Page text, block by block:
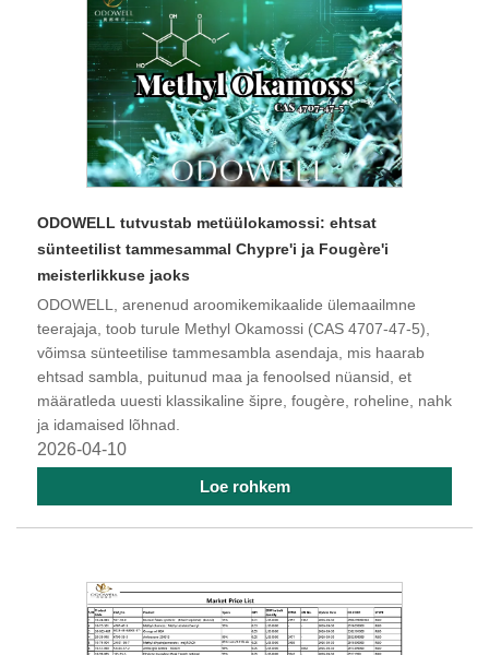
​ODOWELL tutvustab metüülokamossi: ehtsat
sünteetilist tammesammal Chypre'i ja Fougère'i
meisterlikkuse jaoks
ODOWELL, arenenud aroomikemikaalide ülemaailmne
teerajaja, toob turule Methyl Okamossi (CAS 4707-47-5),
võimsa sünteetilise tammesambla asendaja, mis haarab
ehtsad sambla, puitunud maa ja fenoolsed nüansid, et
määratleda uuesti klassikaline šipre, fougère, roheline, nahk
ja idamaised lõhnad.
2026-04-10
Loe rohkem